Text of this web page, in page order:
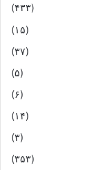
(۴۳۳)
(۱۵)
(۳۷)
(۵)
(۶)
(۱۴)
(۳)
(۳۵۳)